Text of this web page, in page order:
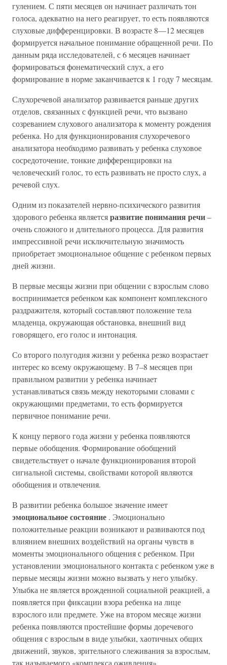
гулением. С пяти месяцев он начинает различать тон
голоса, адекватно на него реагирует, то есть появляются
слуховые дифференцировки. В возрасте 8—12 месяцев
формируется начальное понимание обращенной речи. По
данным ряда исследователей, с 6 месяцев начинает
формироваться фонематический слух, а его
формирование в норме заканчивается к 1 году 7 месяцам.
Слухоречевой анализатор развивается раньше других
отделов, связанных с функцией речи, что вызвано
созреванием слухового анализатора к моменту рождения
ребенка. Но для функционирования слухоречевого
анализатора необходимо развивать у ребенка слуховое
сосредоточение, тонкие дифференцировки на
человеческий голос, то есть развивать не просто слух, а
речевой слух.
Одним из показателей нервно-психического развития
здорового ребенка являетсяразвитие понимания речи–
очень сложного и длительного процесса. Для развития
импрессивной речи исключительную значимость
приобретает эмоциональное общение с ребенком первых
дней жизни.
В первые месяцы жизни при общении с взрослым слово
воспринимается ребенком как компонент комплексного
раздражителя, который составляют положение тела
младенца, окружающая обстановка, внешний вид
говорящего, его голос и интонация.
Со второго полугодия жизни у ребенка резко возрастает
интерес ко всему окружающему. В 7–8 месяцев при
правильном развитии у ребенка начинает
устанавливаться связь между некоторыми словами с
окружающими предметами, то есть формируется
первичное понимание речи.
К концу первого года жизни у ребенка появляются
первые обобщения. Формирование обобщений
свидетельствует о начале функционирования второй
сигнальной системы, свойствами которой являются
обобщения и отвлечения.
В развитии ребенка большое значение имеет
эмоциональное состояние . Эмоционально
положительные реакции возникают и развиваются под
влиянием внешних воздействий на органы чувств в
моменты эмоционального общения с ребенком. При
установлении эмоционального контакта с ребенком уже в
первые месяцы жизни можно вызвать у него улыбку.
Улыбка не является врожденной социальной реакцией, а
появляется при фиксации взора ребенка на лице
взрослого или предмете. Уже на втором месяце жизни
ребенка появляются простейшие формы доречевого
общения с взрослым в виде улыбки, хаотичных общих
движений, звуков, зрительного слеживания за взрослым,
так называемого «комплекса оживления».